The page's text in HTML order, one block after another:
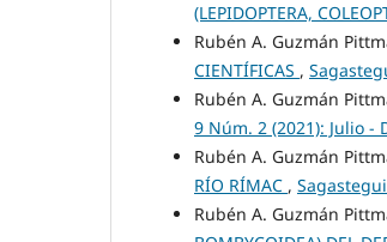
(LEPIDOPTERA,
Rubén A. Guzmán
CIENTÍFICAS ,
Rubén A. Guzmán
9 Núm. 2 (2021): Julio -
Rubén A. Guzmán
RÍO RÍMAC ,
Rubén A. Guzmán